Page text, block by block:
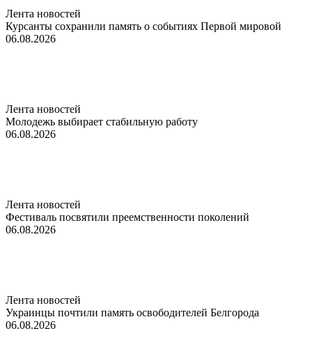
Лента новостей
Курсанты сохранили память о событиях Первой мировой
06.08.2026
Лента новостей
Молодежь выбирает стабильную работу
06.08.2026
Лента новостей
Фестиваль посвятили преемственности поколений
06.08.2026
Лента новостей
Украинцы почтили память освободителей Белгорода
06.08.2026